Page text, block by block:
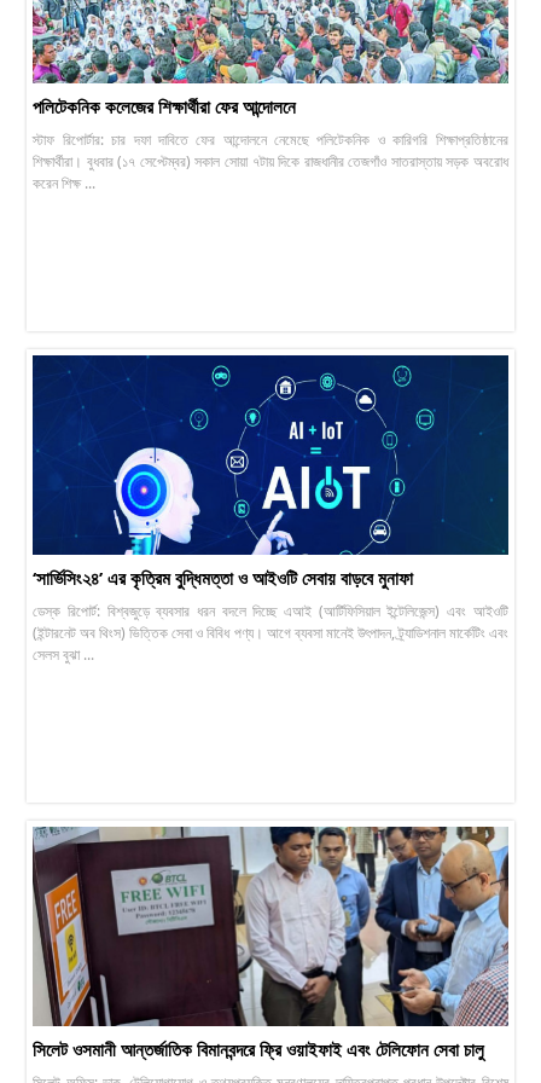
পলিটেকনিক কলেজের শিক্ষার্থীরা ফের আন্দোলনে
স্টাফ রিপোর্টার: চার দফা দাবিতে ফের আন্দোলনে নেমেছে পলিটেকনিক ও কারিগরি শিক্ষাপ্রতিষ্ঠানের
শিক্ষার্থীরা। বুধবার (১৭ সেপ্টেম্বর) সকাল সোয়া ৭টায় দিকে রাজধানীর তেজগাঁও সাতরাস্তায় সড়ক অবরোধ
করেন শিক্ষ ...
‘সার্ভিসিং২৪’ এর কৃত্রিম বুদ্ধিমত্তা ও আইওটি সেবায় বাড়বে মুনাফা
ডেস্ক রিপোর্ট: বিশ্বজুড়ে ব্যবসার ধরন বদলে দিচ্ছে এআই (আর্টিফিসিয়াল ইন্টেলিজেন্স) এবং আইওটি
(ইন্টারনেট অব থিংস) ভিত্তিক সেবা ও বিবিধ পণ্য। আগে ব্যবসা মানেই উৎপাদন, ট্র্যাডিশনাল মার্কেটিং এবং
সেলস বুঝা ...
সিলেট ওসমানী আন্তর্জাতিক বিমানবন্দরে ফ্রি ওয়াইফাই এবং টেলিফোন সেবা চালু